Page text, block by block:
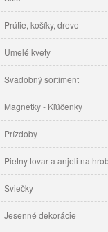
Prútie, košíky, drevo
Umelé kvety
Svadobný sortiment
Magnetky - Kľúčenky
Prízdoby
Pietny tovar a anjeli na
Sviečky
Jesenné dekorácie